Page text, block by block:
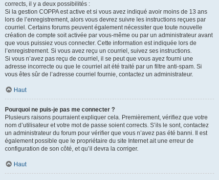
corrects, il y a deux possibilités :
Si la gestion COPPA est active et si vous avez indiqué avoir moins de 13 ans
lors de l’enregistrement, alors vous devrez suivre les instructions reçues par
courriel. Certains forums peuvent également nécessiter que toute nouvelle
création de compte soit activée par vous-même ou par un administrateur avant
que vous puissiez vous connecter. Cette information est indiquée lors de
l’enregistrement. Si vous avez reçu un courriel, suivez ses instructions.
Si vous n’avez pas reçu de courriel, il se peut que vous ayez fourni une
adresse incorrecte ou que le courriel ait été traité par un filtre anti-spam. Si
vous êtes sûr de l’adresse courriel fournie, contactez un administrateur.
Haut
Pourquoi ne puis-je pas me connecter ?
Plusieurs raisons pourraient expliquer cela. Premièrement, vérifiez que votre
nom d’utilisateur et votre mot de passe soient corrects. S’ils le sont, contactez
un administrateur du forum pour vérifier que vous n’avez pas été banni. Il est
également possible que le propriétaire du site Internet ait une erreur de
configuration de son côté, et qu’il devra la corriger.
Haut